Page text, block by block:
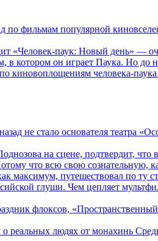
по фильмам популярной
«Человек-паук: Новый день» —
котором он играет Паука. Но до
киновоплощениям человека-
не стало основателя театра
на сцене, подтвердит,
что всю свою сознательную,
максимум, путешествовал по ту
глуши. Чем цепляет
флоксов,
реальных людях от монахинь